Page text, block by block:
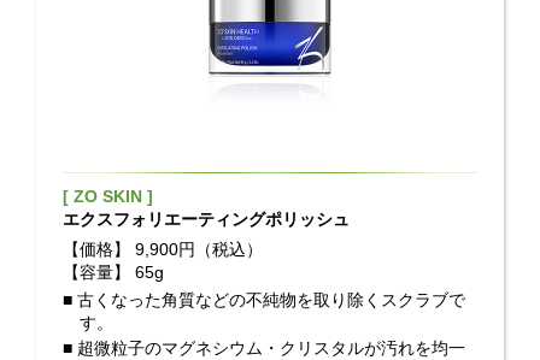
[ ZO SKIN ]
エクスフォリエーティングポリッシュ
【価格】
9,900円（税込）
【容量】
65g
■ 古くなった角質などの不純物を取り除くスクラブで
す。
■ 超微粒子のマグネシウム・クリスタルが汚れを均一